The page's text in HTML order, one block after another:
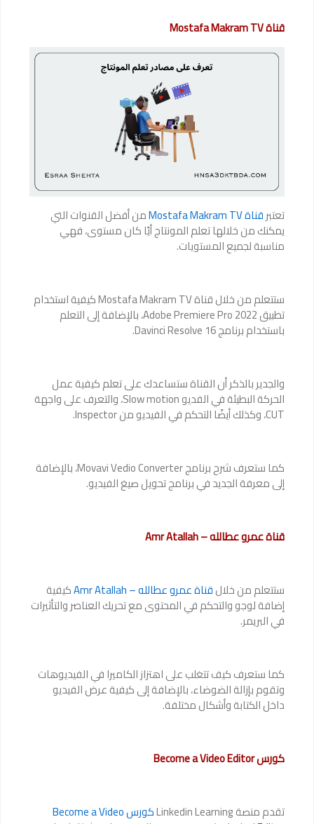
قناة Mostafa Makram TV
تعتبرقناة Mostafa Makram TV من أفضل القنوات التي
يمكنك من خلالها تعلم المونتاج أيًا كان مستوى، فهي
مناسبة لجميع المستويات.
ستتعلم من خلال قناة Mostafa Makram TV كيفية استخدام
تطبيق Adobe Premiere Pro 2022، بالإضافة إلى التعلم
باستخدام برنامج Davinci Resolve 16.
والجدير بالذكر أن القناة ستساعدك على تعلم كيفية عمل
الحركة البطيئة في الفديو Slow motion، والتعرف على واجهة
CUT، وكذلك أيضًا التحكم في الفيديو من Inspector.
كما ستعرف شرح برنامج Movavi Vedio Converter، بالإضافة
إلى معرفة الجديد في برنامج تحويل صيغ الفيديو.
قناة عمرو عطالله – Amr Atallah
ستتعلم من خلالقناة عمرو عطالله – Amr Atallah كيفية
إضافة لوجو والتحكم في المحتوى مع تحريك العناصر والتأثيرات
في البريمر.
كما ستعرف كيف تتغلب على اهتزاز الكاميرا في الفيديوهات
وتقوم بإزالة الضوضاء، بالإضافة إلى كيفية عرض الفيديو
داخل الكتابة وأشكال مختلفة.
كورس Become a Video Editor
تقدم منصة Linkedin Learning كورس Become a Video